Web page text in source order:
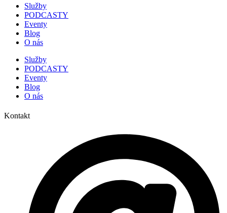
Služby
PODCASTY
Eventy
Blog
O nás
Služby
PODCASTY
Eventy
Blog
O nás
Kontakt